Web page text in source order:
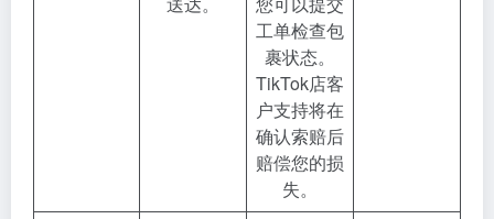
工单检查包
裹状态。
TikTok店客
户支持将在
确认索赔后
赔偿您的损
失。